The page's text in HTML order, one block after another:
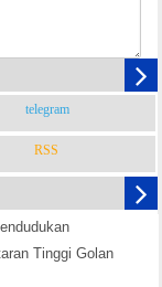
telegram
RSS
Tinggi Golan